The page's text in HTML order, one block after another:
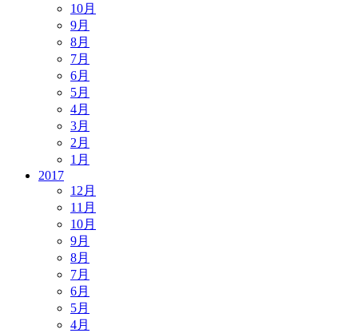
10月
9月
8月
7月
6月
5月
4月
3月
2月
1月
2017
12月
11月
10月
9月
8月
7月
6月
5月
4月